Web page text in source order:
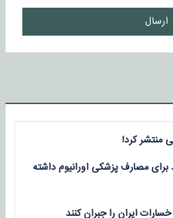
ارسال
منتشر کرد!
مصارف پزشکی اورانیوم داشته